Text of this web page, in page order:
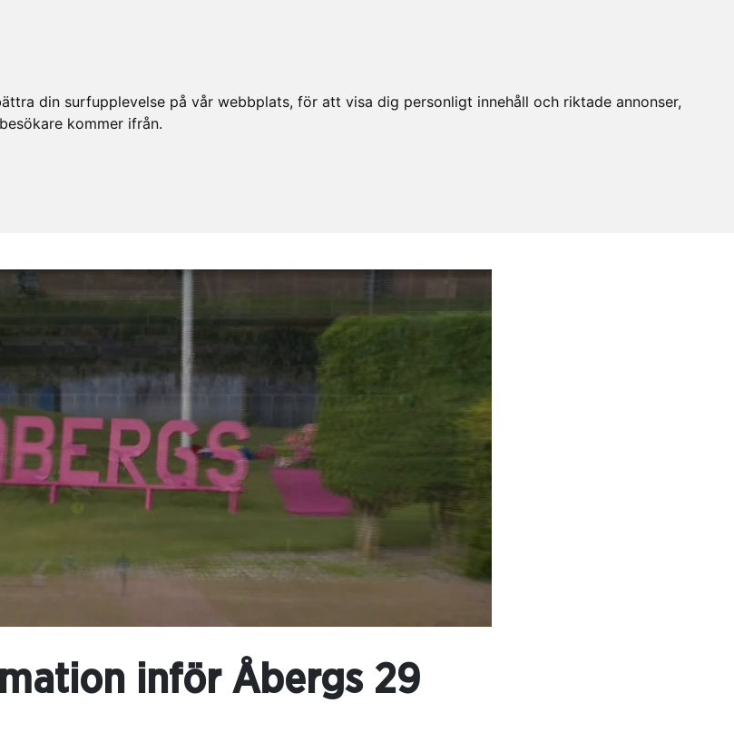
din surfupplevelse på vår webbplats, för att visa dig personligt innehåll och riktade annonser,
kommer ifrån.
inför Åbergs 29